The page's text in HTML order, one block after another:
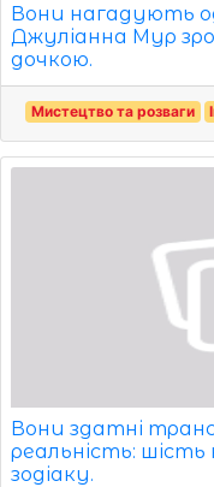
Вони нагадують
Джуліанна Мур
дочкою.
Мистецтво та розваги
Вони здатні
реальність: шість
зодіаку.